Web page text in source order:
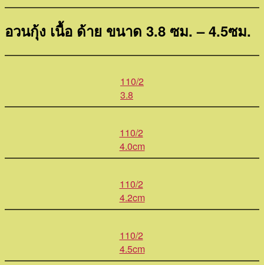
อวนกุ้ง เนื้อ ด้าย ขนาด 3.8 ซม. – 4.5ซม.
110/2
3.8
110/2
4.0cm
110/2
4.2cm
110/2
4.5cm